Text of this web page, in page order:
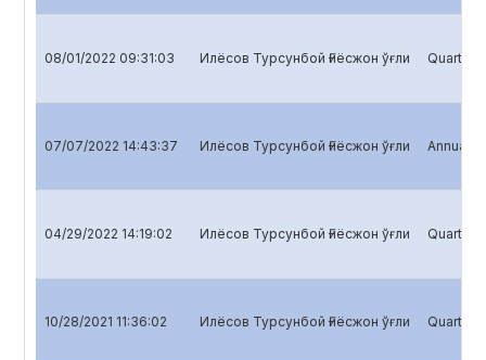
08/01/2022 09:31:03 Илёсов Турсунбой Ғиёсжон ўғли
07/07/2022 14:43:37 Илёсов Турсунбой Ғиёсжон ўғли Annual
04/29/2022 14:19:02 Илёсов Турсунбой Ғиёсжон ўғли
10/28/2021 11:36:02 Илёсов Турсунбой Ғиёсжон ўғли